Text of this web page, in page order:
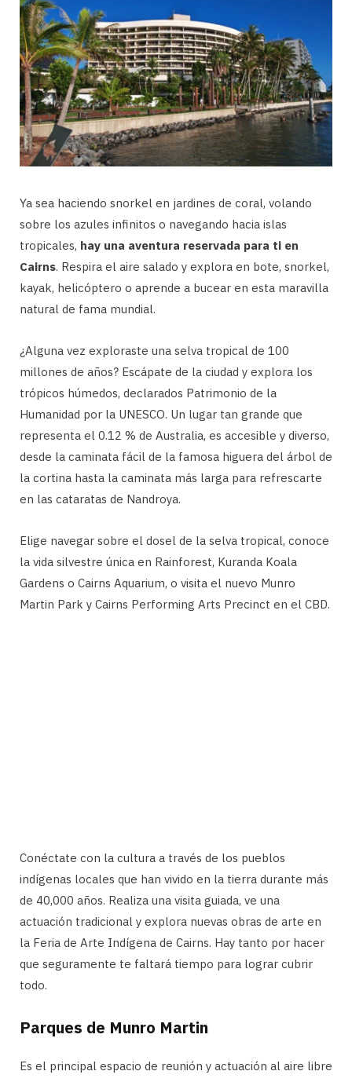
Ya sea haciendo snorkel en jardines de coral, volando
sobre los azules infinitos o navegando hacia islas
tropicales, hay una aventura reservada para ti en
Cairns. Respira el aire salado y explora en bote, snorkel,
kayak, helicóptero o aprende a bucear en esta maravilla
natural de fama mundial.
¿Alguna vez exploraste una selva tropical de 100
millones de años? Escápate de la ciudad y explora los
trópicos húmedos, declarados Patrimonio de la
Humanidad por la UNESCO. Un lugar tan grande que
representa el 0.12 % de Australia, es accesible y diverso,
desde la caminata fácil de la famosa higuera del árbol de
la cortina hasta la caminata más larga para refrescarte
en las cataratas de Nandroya.
Elige navegar sobre el dosel de la selva tropical, conoce
la vida silvestre única en Rainforest, Kuranda Koala
Gardens o Cairns Aquarium, o visita el nuevo Munro
Martin Park y Cairns Performing Arts Precinct en el CBD.
Conéctate con la cultura a través de los pueblos
indígenas locales que han vivido en la tierra durante más
de 40,000 años. Realiza una visita guiada, ve una
actuación tradicional y explora nuevas obras de arte en
la Feria de Arte Indígena de Cairns. Hay tanto por hacer
que seguramente te faltará tiempo para lograr cubrir
todo.
Parques de Munro Martin
Es el principal espacio de reunión y actuación al aire libre